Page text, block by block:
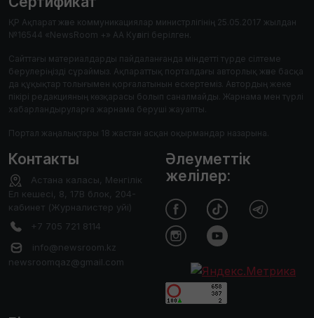
ҚР Ақпарат және коммуникациялар министрлігінің 25.05.2017 жылдан
№16544 «NewsRoom +» АА Куәлігі берілген.
Сайттағы материалдарды пайдаланғанда міндетті түрде сілтеме
берулеріңізді сұраймыз. Ақпараттық порталдағы авторлық және басқа
да құқықтар толығымен қорғалатынын ескертеміз. Автордың жеке
пікірі редакцияның көзқарасы болып саналмайды. Жарнама мен түрлі
хабарландыруларға жарнама беруші жауапты.
Портал жаңалықтары 18 жастан асқан оқырмандар назарына.
Контакты
Астана каласы, Менгілік
Ел кешесі, 8, 17В блок, 204-
кабинет (Журналистер уйі)
+7 705 721 8114
info@newsroom.kz
newsroomqaz@gmail.com
Әлеуметтік
желілер: